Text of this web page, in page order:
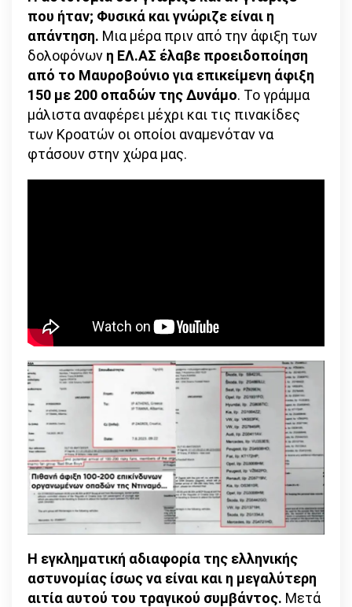
που ήταν; Φυσικά και γνώριζε είναι η
απάντηση. Μια μέρα πριν από την άφιξη των
δολοφόνων η ΕΛ.ΑΣ έλαβε προειδοποίηση
από το Μαυροβούνιο για επικείμενη άφιξη
150 με 200 οπαδών της Δυνάμο. Το γράμμα
μάλιστα αναφέρει μέχρι και τις πινακίδες
των Κροατών οι οποίοι αναμενόταν να
φτάσουν στην χώρα μας.
Η εγκληματική αδιαφορία της ελληνικής
αστυνομίας ίσως να είναι και η μεγαλύτερη
αιτία αυτού του τραγικού συμβάντος. Μετά